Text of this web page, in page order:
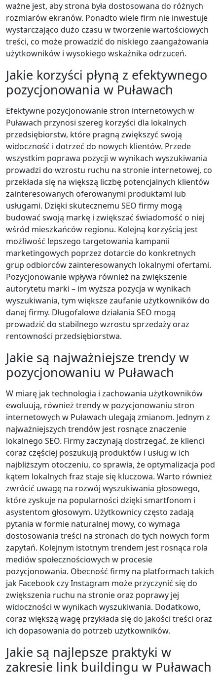
ważne jest, aby strona była dostosowana do różnych
rozmiarów ekranów. Ponadto wiele firm nie inwestuje
wystarczająco dużo czasu w tworzenie wartościowych
treści, co może prowadzić do niskiego zaangażowania
użytkowników i wysokiego wskaźnika odrzuceń.
Jakie korzyści płyną z efektywnego
pozycjonowania w Puławach
Efektywne pozycjonowanie stron internetowych w
Puławach przynosi szereg korzyści dla lokalnych
przedsiębiorstw, które pragną zwiększyć swoją
widoczność i dotrzeć do nowych klientów. Przede
wszystkim poprawa pozycji w wynikach wyszukiwania
prowadzi do wzrostu ruchu na stronie internetowej, co
przekłada się na większą liczbę potencjalnych klientów
zainteresowanych oferowanymi produktami lub
usługami. Dzięki skutecznemu SEO firmy mogą
budować swoją markę i zwiększać świadomość o niej
wśród mieszkańców regionu. Kolejną korzyścią jest
możliwość lepszego targetowania kampanii
marketingowych poprzez dotarcie do konkretnych
grup odbiorców zainteresowanych lokalnymi ofertami.
Pozycjonowanie wpływa również na zwiększenie
autorytetu marki – im wyższa pozycja w wynikach
wyszukiwania, tym większe zaufanie użytkowników do
danej firmy. Długofalowe działania SEO mogą
prowadzić do stabilnego wzrostu sprzedaży oraz
rentowności przedsiębiorstwa.
Jakie są najważniejsze trendy w
pozycjonowaniu w Puławach
W miarę jak technologia i zachowania użytkowników
ewoluują, również trendy w pozycjonowaniu stron
internetowych w Puławach ulegają zmianom. Jednym z
najważniejszych trendów jest rosnące znaczenie
lokalnego SEO. Firmy zaczynają dostrzegać, że klienci
coraz częściej poszukują produktów i usług w ich
najbliższym otoczeniu, co sprawia, że optymalizacja pod
kątem lokalnych fraz staje się kluczowa. Warto również
zwrócić uwagę na rozwój wyszukiwania głosowego,
które zyskuje na popularności dzięki smartfonom i
asystentom głosowym. Użytkownicy często zadają
pytania w formie naturalnej mowy, co wymaga
dostosowania treści na stronach do tych nowych form
zapytań. Kolejnym istotnym trendem jest rosnąca rola
mediów społecznościowych w procesie
pozycjonowania. Obecność firmy na platformach takich
jak Facebook czy Instagram może przyczynić się do
zwiększenia ruchu na stronie oraz poprawy jej
widoczności w wynikach wyszukiwania. Dodatkowo,
coraz większą wagę przykłada się do jakości treści oraz
ich dopasowania do potrzeb użytkowników.
Jakie są najlepsze praktyki w
zakresie link buildingu w Puławach